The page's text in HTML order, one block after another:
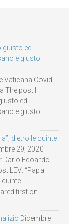
giusto ed
e giusto
Vaticana Covid-
The post Il
ed
e giusto
dietro le quinte
29, 2020
Edoardo
LEV: “Papa
quinte
first on
Dicembre